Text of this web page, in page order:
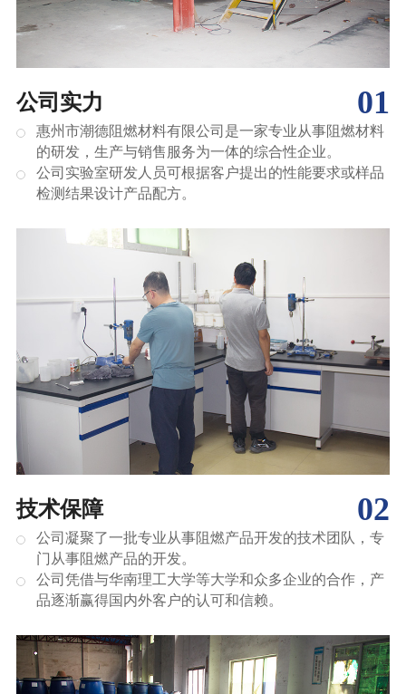
01
公司实力
惠州市潮德阻燃材料有限公司是一家专业从事阻燃材料
的研发，生产与销售服务为一体的综合性企业。
公司实验室研发人员可根据客户提出的性能要求或样品
检测结果设计产品配方。
02
技术保障
公司凝聚了一批专业从事阻燃产品开发的技术团队，专
门从事阻燃产品的开发。
公司凭借与华南理工大学等大学和众多企业的合作，产
品逐渐赢得国内外客户的认可和信赖。